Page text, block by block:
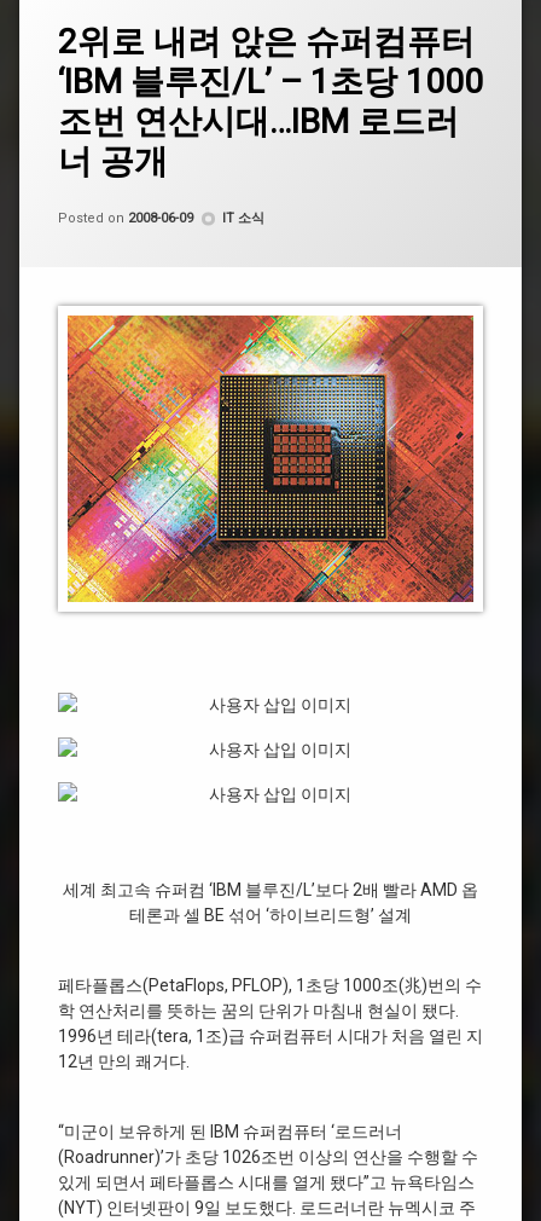
2위로 내려 앉은 슈퍼컴퓨터
‘IBM 블루진/L’ – 1초당 1000
조번 연산시대…IBM 로드러
너 공개
Posted on 2008-06-09
by CoCo
Categories:
IT 소식
세계 최고속 슈퍼컴 ‘IBM 블루진/L’보다 2배 빨라 AMD 옵
테론과 셀 BE 섞어 ‘하이브리드형’ 설계
페타플롭스(PetaFlops, PFLOP), 1초당 1000조(兆)번의 수
학 연산처리를 뜻하는 꿈의 단위가 마침내 현실이 됐다.
1996년 테라(tera, 1조)급 슈퍼컴퓨터 시대가 처음 열린 지
12년 만의 쾌거다.
“미군이 보유하게 된 IBM 슈퍼컴퓨터 ‘로드러너
(Roadrunner)’가 초당 1026조번 이상의 연산을 수행할 수
있게 되면서 페타플롭스 시대를 열게 됐다”고 뉴욕타임스
(NYT) 인터넷판이 9일 보도했다. 로드러너란 뉴멕시코 주
top500
a
Comment
on
위
로
은
퓨
터
‘IBM
블
루
진/L’
초
당
1000
조
번
연
산
로
러
공